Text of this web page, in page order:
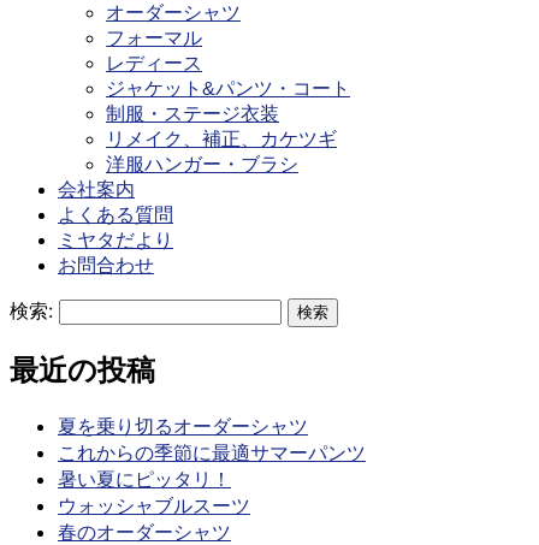
オーダーシャツ
フォーマル
レディース
ジャケット&パンツ・コート
制服・ステージ衣装
リメイク、補正、カケツギ
洋服ハンガー・ブラシ
会社案内
よくある質問
ミヤタだより
お問合わせ
検索:
最近の投稿
夏を乗り切るオーダーシャツ
これからの季節に最適サマーパンツ
暑い夏にピッタリ！
ウォッシャブルスーツ
春のオーダーシャツ